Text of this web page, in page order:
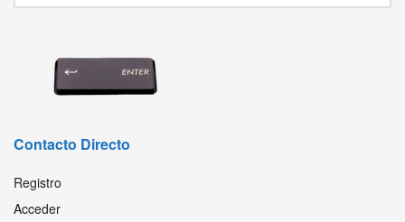
Contacto Directo
Registro
Acceder